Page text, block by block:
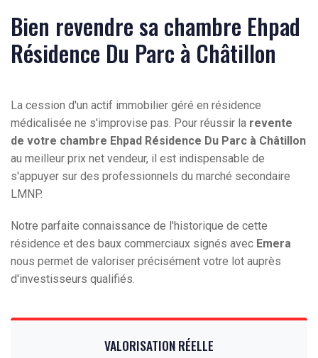
Bien revendre sa chambre Ehpad
Résidence Du Parc à Châtillon
La cession d'un actif immobilier géré en résidence
médicalisée ne s'improvise pas. Pour réussir la revente
de votre chambre Ehpad Résidence Du Parc à Châtillon
au meilleur prix net vendeur, il est indispensable de
s'appuyer sur des professionnels du marché secondaire
LMNP.
Notre parfaite connaissance de l'historique de cette
résidence et des baux commerciaux signés avec Emera
nous permet de valoriser précisément votre lot auprès
d'investisseurs qualifiés.
VALORISATION RÉELLE